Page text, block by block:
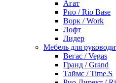
Агат
Рио / Rio Base
Ворк / Work
Лофт
Лидер
Мебель для
Вегас / Vegas
Гранд / Grand
Таймс / Time.S